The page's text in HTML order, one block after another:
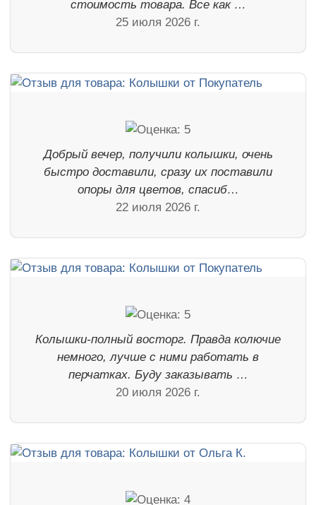
стоимость товара. Все как …
25 июля 2026 г.
Добрый вечер, получили колышки, очень
быстро доставили, сразу их поставили
опоры для цветов, спасиб…
22 июля 2026 г.
Колышки-полный восторг. Правда колючие
немного, лучше с ними работать в
перчатках. Буду заказывать …
20 июля 2026 г.